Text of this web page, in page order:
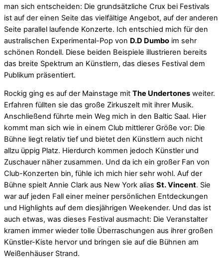
man sich entscheiden: Die grundsätzliche Crux bei Festivals
ist auf der einen Seite das vielfältige Angebot, auf der anderen
Seite parallel laufende Konzerte. Ich entschied mich für den
australischen Experimental-Pop von D.D Dumbo im sehr
schönen Rondell. Diese beiden Beispiele illustrieren bereits
das breite Spektrum an Künstlern, das dieses Festival dem
Publikum präsentiert.
Rockig ging es auf der Mainstage mit The Undertones weiter.
Erfahren füllten sie das große Zirkuszelt mit ihrer Musik.
Anschließend führte mein Weg mich in den Baltic Saal. Hier
kommt man sich wie in einem Club mittlerer Größe vor: Die
Bühne liegt relativ tief und bietet den Künstlern auch nicht
allzu üppig Platz. Hierdurch kommen jedoch Künstler und
Zuschauer näher zusammen. Und da ich ein großer Fan von
Club-Konzerten bin, fühle ich mich hier sehr wohl. Auf der
Bühne spielt Annie Clark aus New York alias St. Vincent. Sie
war auf jeden Fall einer meiner persönlichen Entdeckungen
und Highlights auf dem diesjährigen Weekender. Und das ist
auch etwas, was dieses Festival ausmacht: Die Veranstalter
kramen immer wieder tolle Überraschungen aus ihrer großen
Künstler-Kiste hervor und bringen sie auf die Bühnen am
Weißenhäuser Strand.